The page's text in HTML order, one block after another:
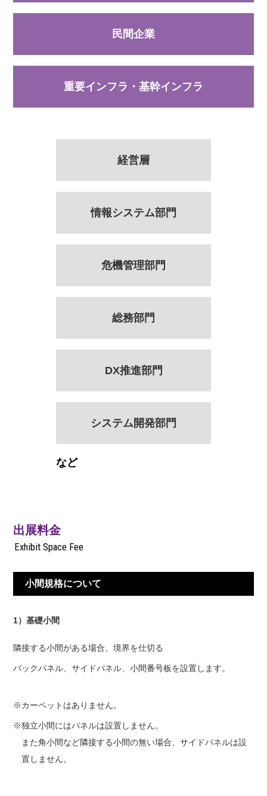
民間企業
重要インフラ・基幹インフラ
経営層
情報システム部門
危機管理部門
総務部門
DX推進部門
システム開発部門
など
出展料金
Exhibit Space Fee
小間規格について
1）基礎小間
隣接する小間がある場合、境界を仕切る
バックパネル、サイドパネル、小間番号板を設置します。
※カーペットはありません。
※独立小間にはパネルは設置しません。
また角小間など隣接する小間の無い場合、サイドパネルは設
置しません。